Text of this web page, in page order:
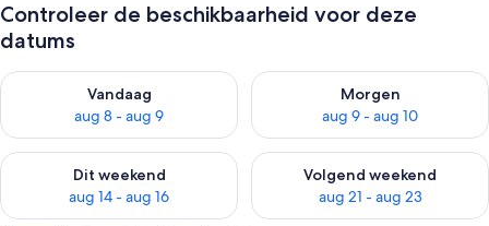
Controleer de beschikbaarheid voor deze
datums
Vandaag
aug 8 - aug 9
De beschikbaarheid controleren voor vanavond aug 8 - aug 9
Morgen
aug 9 - aug 10
De beschikbaarheid
Dit weekend
aug 14 - aug 16
De beschikbaarheid controleren voor dit weekend aug 14 -
Volgend weekend
aug 21 - aug 23
De beschikbaarheid